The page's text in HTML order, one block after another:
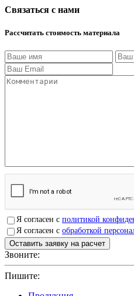
Связаться с нами
Рассчитать стоимость материала
Я согласен с политикой
Я согласен с обработкой
Звоните:
Пишите: